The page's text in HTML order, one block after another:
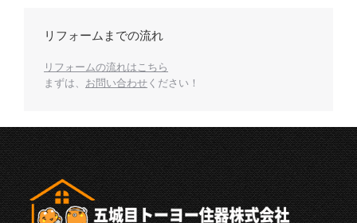
リフォームまでの流れ
リフォームの流れはこちら
まずは、 お問い合わせ ください！